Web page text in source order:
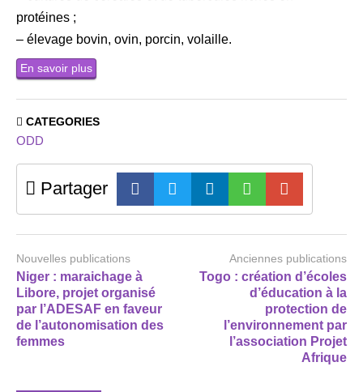
protéines ;
– élevage bovin, ovin, porcin, volaille.
En savoir plus
CATEGORIES
ODD
Partager
Nouvelles publications
Niger : maraichage à
Libore, projet organisé
par l’ADESAF en faveur
de l’autonomisation des
femmes
Anciennes publications
Togo : création d’écoles
d’éducation à la
protection de
l’environnement par
l’association Projet
Afrique